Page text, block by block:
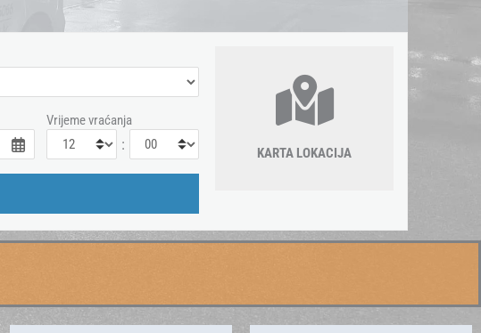
Vrijeme vraćanja
: KARTA LOKACIJA